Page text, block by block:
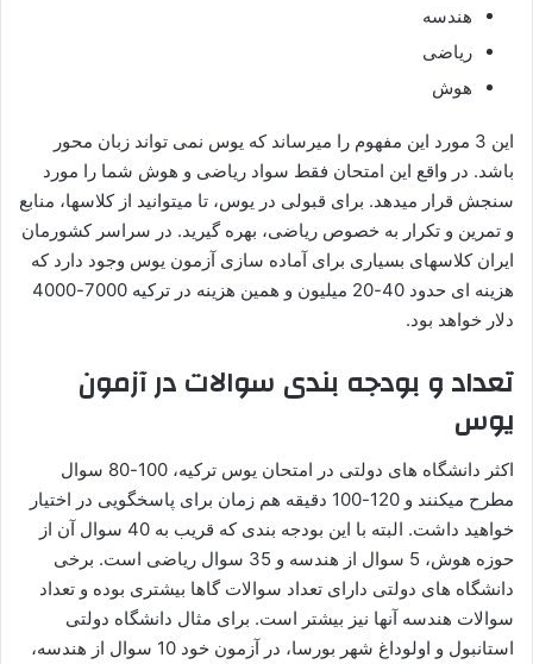
هندسه
ریاضی
هوش
این 3 مورد این مفهوم را میرساند که یوس نمی تواند زبان محور
باشد. در واقع این امتحان فقط سواد ریاضی و هوش شما را مورد
سنجش قرار میدهد. برای قبولی در یوس، تا میتوانید از کلاسها، منابع
و تمرین و تکرار به خصوص ریاضی، بهره گیرید. در سراسر کشورمان
ایران کلاسهای بسیاری برای آماده سازی آزمون یوس وجود دارد که
هزینه ای حدود 40-20 میلیون و همین هزینه در ترکیه 7000-4000
دلار خواهد بود.
تعداد و بودجه بندی سوالات در آزمون
یوس
اکثر دانشگاه های دولتی در امتحان یوس ترکیه، 100-80 سوال
مطرح میکنند و 120-100 دقیقه هم زمان برای پاسخگویی در اختیار
خواهید داشت. البته با این بودجه بندی که قریب به 40 سوال آن از
حوزه هوش، 5 سوال از هندسه و 35 سوال ریاضی است. برخی
دانشگاه های دولتی دارای تعداد سوالات گاها بیشتری بوده و تعداد
سوالات هندسه آنها نیز بیشتر است. برای مثال دانشگاه دولتی
استانبول و اولوداغ شهر بورسا، در آزمون خود 10 سوال از هندسه،